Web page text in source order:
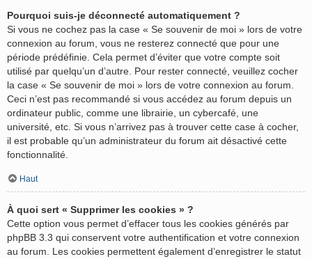
Pourquoi suis-je déconnecté automatiquement ?
Si vous ne cochez pas la case « Se souvenir de moi » lors de votre
connexion au forum, vous ne resterez connecté que pour une
période prédéfinie. Cela permet d’éviter que votre compte soit
utilisé par quelqu’un d’autre. Pour rester connecté, veuillez cocher
la case « Se souvenir de moi » lors de votre connexion au forum.
Ceci n’est pas recommandé si vous accédez au forum depuis un
ordinateur public, comme une librairie, un cybercafé, une
université, etc. Si vous n’arrivez pas à trouver cette case à cocher,
il est probable qu’un administrateur du forum ait désactivé cette
fonctionnalité.
Haut
À quoi sert « Supprimer les cookies » ?
Cette option vous permet d’effacer tous les cookies générés par
phpBB 3.3 qui conservent votre authentification et votre connexion
au forum. Les cookies permettent également d’enregistrer le statut